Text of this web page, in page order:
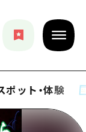
ポット・体験